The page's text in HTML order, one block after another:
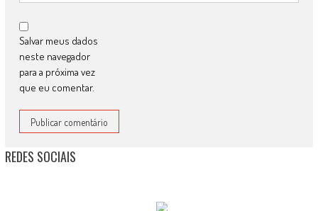
Salvar meus dados
neste navegador
para a próxima vez
que eu comentar.
REDES SOCIAIS